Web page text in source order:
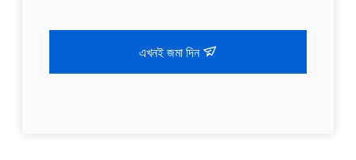
এখনই জমা দিন